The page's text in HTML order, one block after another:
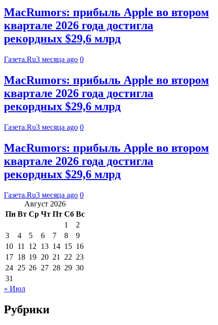
MacRumors: прибыль Apple во втором
квартале 2026 года достигла
рекордных $29,6 млрд
Газета.Ru3 месяца ago 0
MacRumors: прибыль Apple во втором
квартале 2026 года достигла
рекордных $29,6 млрд
Газета.Ru3 месяца ago 0
MacRumors: прибыль Apple во втором
квартале 2026 года достигла
рекордных $29,6 млрд
Газета.Ru3 месяца ago 0
Август 2026
Пн Вт Ср Чт Пт Сб Вс
1
2
3
4 5 6 7 8
9
10 11 12 13 14 15 16
17 18 19 20 21 22 23
24 25 26 27 28 29 30
31
« Июл
Рубрики